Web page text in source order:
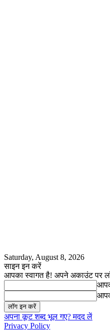
Saturday, August 8, 2026
साइन इन करें
आपका स्वागत है! अपने अकाउंट पर
अपना कूट शब्द भूल गए? मदद लें
Privacy Policy